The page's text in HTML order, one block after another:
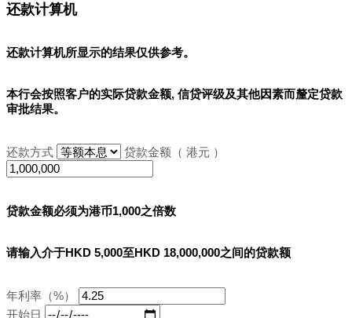
还款计算机
还款计算机所显示的结果仅供参考。
本行会按照客户的实际贷款金额, 信贷评级及其他因素而釐定贷款
审批结果。
还款方式 贷款金额（ 港元 ）
贷款金额必须为港币1,000之倍数
请输入介于HKD 5,000至HKD 18,000,000之间的贷款额
年利率（%）
开始日